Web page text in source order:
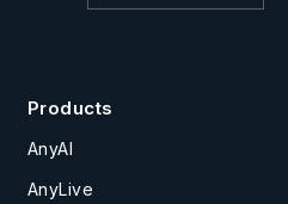
Products
AnyAI
AnyLive